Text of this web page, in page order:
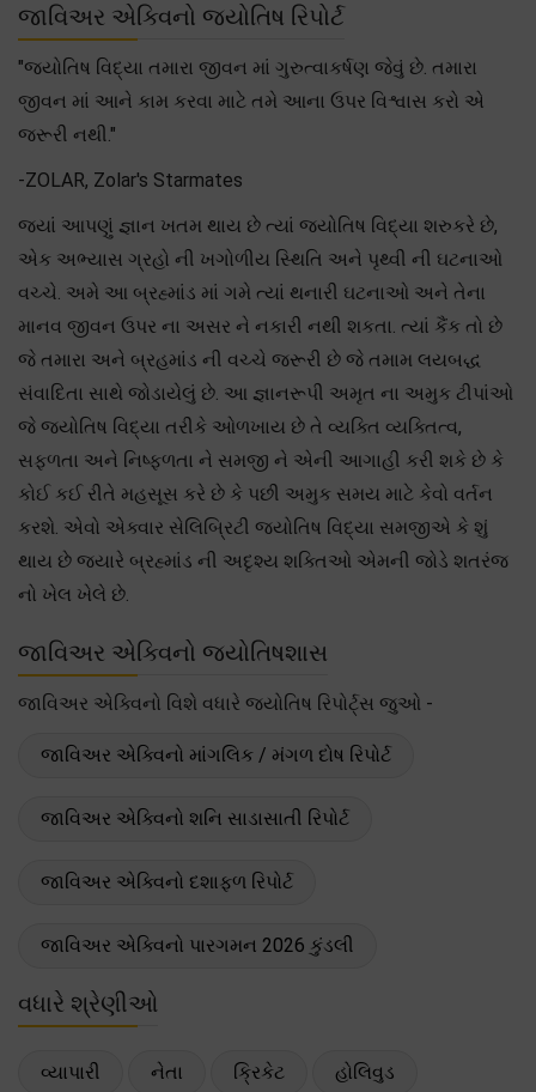
જાવિઅર એક્વિનો જ્યોતિષ રિપોર્ટ
"જ્યોતિષ વિદ્યા તમારા જીવન માં ગુરુત્વાકર્ષણ જેવું છે. તમારા
જીવન માં આને કામ કરવા માટે તમે આના ઉપર વિશ્વાસ કરો એ
જરૂરી નથી."
-ZOLAR, Zolar's Starmates
જ્યાં આપણું જ્ઞાન ખતમ થાય છે ત્યાં જ્યોતિષ વિદ્યા શરુકરે છે,
એક અભ્યાસ ગ્રહો ની ખગોળીય સ્થિતિ અને પૃથ્વી ની ઘટનાઓ
વચ્ચે. અમે આ બ્રહ્માંડ માં ગમે ત્યાં થનારી ઘટનાઓ અને તેના
માનવ જીવન ઉપર ના અસર ને નકારી નથી શકતા. ત્યાં કૈંક તો છે
જે તમારા અને બ્રહમાંડ ની વચ્ચે જરૂરી છે જે તમામ લયબદ્ધ
સંવાદિતા સાથે જોડાયેલું છે. આ જ્ઞાનરૂપી અમૃત ના અમુક ટીપાંઓ
જે જ્યોતિષ વિદ્યા તરીકે ઓળખાય છે તે વ્યક્તિ વ્યક્તિત્વ,
સફળતા અને નિષ્ફળતા ને સમજી ને એની આગાહી કરી શકે છે કે
કોઈ કઈ રીતે મહસૂસ કરે છે કે પછી અમુક સમય માટે કેવો વર્તન
કરશે. એવો એક્વાર સેલિબ્રિટી જ્યોતિષ વિદ્યા સમજીએ કે શું
થાય છે જયારે બ્રહ્માંડ ની અદૃશ્ય શક્તિઓ એમની જોડે શતરંજ
નો ખેલ ખેલે છે.
જાવિઅર એક્વિનો જ્યોતિષશાસ
જાવિઅર એક્વિનો વિશે વધારે જ્યોતિષ રિપોર્ટ્સ જુઓ -
જાવિઅર એક્વિનો માંગલિક / મંગળ દોષ રિપોર્ટ
જાવિઅર એક્વિનો શનિ સાડાસાતી રિપોર્ટ
જાવિઅર એક્વિનો દશાફળ રિપોર્ટ
જાવિઅર એક્વિનો પારગમન 2026 કુંડલી
વધારે શ્રેણીઓ
વ્યાપારી નેતા ક્રિકેટ હોલિવુડ